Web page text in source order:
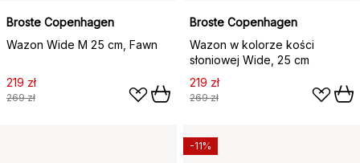
Broste Copenhagen
Wazon Wide M 25 cm, Fawn
219 zł
269 zł
Broste Copenhagen
Wazon w kolorze kości
słoniowej Wide, 25 cm
219 zł
269 zł
-11%